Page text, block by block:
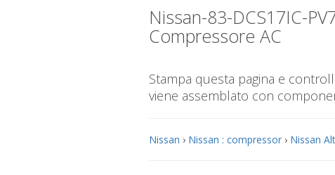
Nissan-83-DCS17IC-
Compressore AC
Stampa questa pagina e
viene assemblato con
Nissan › Nissan : compressor › Nissan